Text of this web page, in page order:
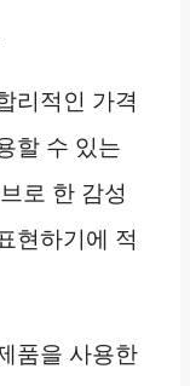
리적인 가격
할 수 있는
로 한 감성
현하기에 적
품을 사용한